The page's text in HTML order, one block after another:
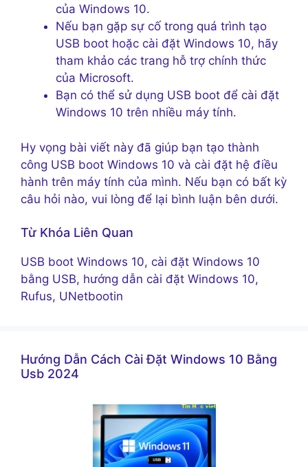
của Windows 10.
Nếu bạn gặp sự cố trong quá trình tạo
USB boot hoặc cài đặt Windows 10, hãy
tham khảo các trang hỗ trợ chính thức
của Microsoft.
Bạn có thể sử dụng USB boot để cài đặt
Windows 10 trên nhiều máy tính.
Hy vọng bài viết này đã giúp bạn tạo thành
công USB boot Windows 10 và cài đặt hệ điều
hành trên máy tính của mình. Nếu bạn có bất kỳ
câu hỏi nào, vui lòng để lại bình luận bên dưới.
Từ Khóa Liên Quan
USB boot Windows 10, cài đặt Windows 10
bằng USB, hướng dẫn cài đặt Windows 10,
Rufus, UNetbootin
Hướng Dẫn Cách Cài Đặt Windows 10 Bằng
Usb 2024